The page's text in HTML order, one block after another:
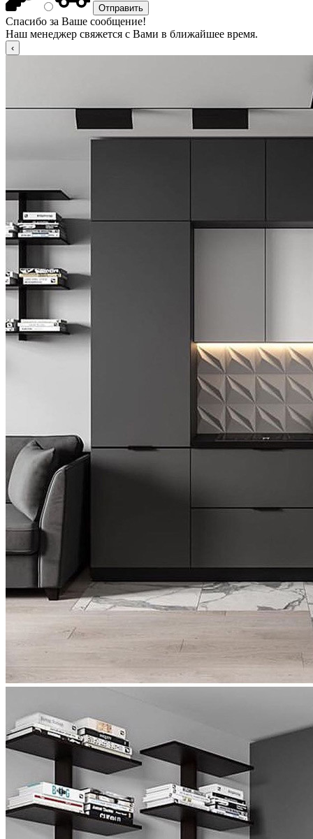
Спасибо за Ваше сообщение!
Наш менеджер свяжется с Вами в ближайшее время.